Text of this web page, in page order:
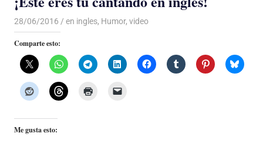
28/06/2016 Luis Castellanos
en ingles, Humor, video
Comparte esto:
Me gusta esto: